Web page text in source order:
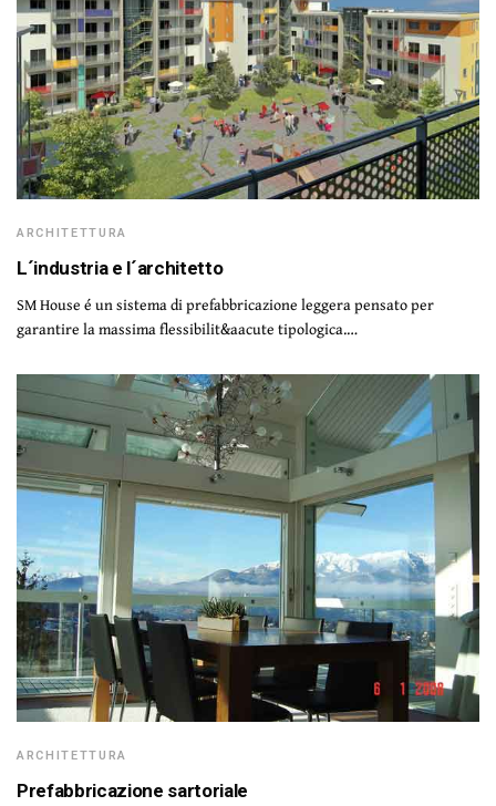
ARCHITETTURA
L´industria e l´architetto
SM House é un sistema di prefabbricazione leggera pensato per
garantire la massima flessibilit&aacute tipologica.…
ARCHITETTURA
Prefabbricazione sartoriale